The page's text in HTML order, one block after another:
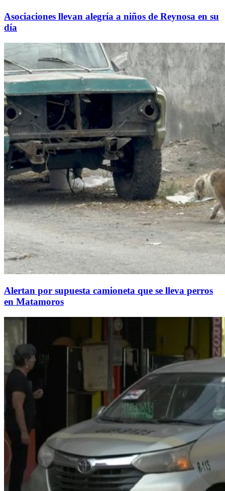
Asociaciones llevan alegría a niños de Reynosa en su
día
Alertan por supuesta camioneta que se lleva perros
en Matamoros